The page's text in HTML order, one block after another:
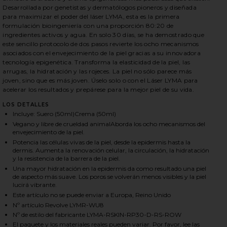
SKINCARE SERUM & CREAM REFILL ON
SKINCARE SERUM & CREAM REFILL ON
SKINCARE SERUM & CREAM REFILL ON
Desarrollada por genetistas y dermatólogos pioneros y diseñada
para maximizar el poder del láser LYMA, esta es la primera
formulación bioingeniería con una proporción 80:20 de
ingredientes activos y agua. En solo 30 días, se ha demostrado que
este sencillo protocolo de dos pasos revierte los ocho mecanismos
asociados con el envejecimiento de la piel gracias a su innovadora
tecnología epigenética. Transforma la elasticidad de la piel, las
arrugas, la hidratación y las rojeces. La piel no sólo parece más
joven, sino que es más joven. Úselo solo o con el Láser LYMA para
acelerar los resultados y prepárese para la mejor piel de su vida.
LOS DETALLES
Incluye: Suero (50ml)Crema (50ml)
Vegano y libre de crueldad animalAborda los ocho mecanismos del
envejecimiento de la piel.
Potencia las células vivas de la piel, desde la epidermis hasta la
dermis. Aumenta la renovación celular, la circulación, la hidratación
y la resistencia de la barrera de la piel.
Una mayor hidratación en la epidermis da como resultado una piel
de aspecto más suave. Los poros se volverán menos visibles y la piel
lucirá vibrante.
Este artículo no se puede enviar a Europa, Reino Unido
Nº artículo Revolve LYMR-WU8
Nº de estilo del fabricante LYMA-RSKIN-RP30-D-RS-ROW
El paquete y los materiales reales pueden variar. Por favor, lee las